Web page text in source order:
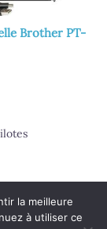
Brother PT-
la meilleure
à utiliser ce